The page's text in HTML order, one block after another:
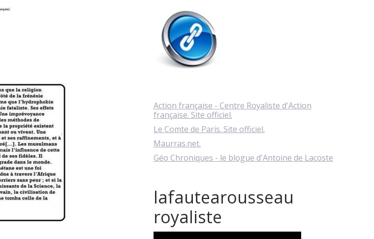
Action française - Centre Royaliste d'Action
française. Site officiel.
Le Comte de Paris. Site officiel.
Maurras.net.
Géo Chroniques - le blogue d'Antoine de Lacoste
lafautearousseau
royaliste